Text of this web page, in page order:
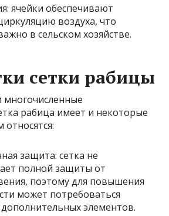
ячейки обеспечивают
воздуха, что
в сельском хозяйстве.
сетки рабицы
многочисленные
рабица имеет и некоторые
относятся:
защита: сетка не
полной защиты от
поэтому для повышения
может потребоваться
дополнительных элементов.